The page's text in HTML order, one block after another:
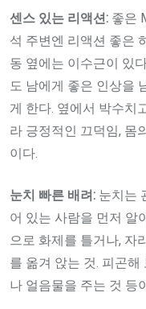
센스 있는 리액션: 좋은
석 주변엔 리액션 좋은
동 옆에는 이수근이 있
도 남에게 좋은 인상을
게 한다. 옆에서 박수치
라 긍정적인 끄덕임, 몸
이다.
눈치 빠른 배려: 눈치는
어 있는 사람을 먼저 알
으로 화제를 틀거나, 자
를 옮겨 앉는 것. 피곤
나 얼음물을 주는 것 등